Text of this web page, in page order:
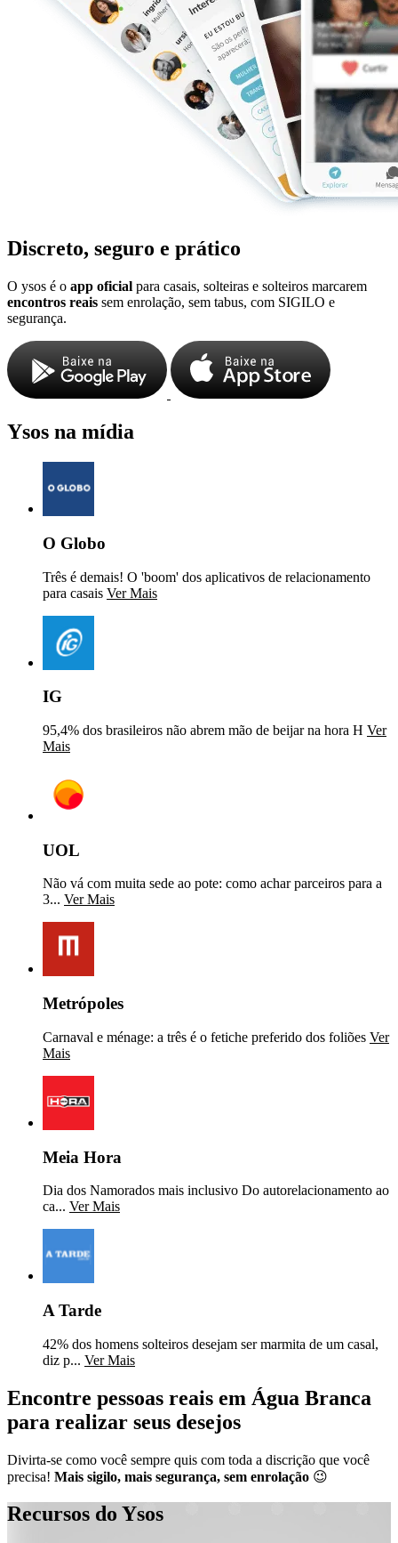
Discreto, seguro e prático
O ysos é o app oficial para casais, solteiras e solteiros marcarem
encontros reais sem enrolação, sem tabus, com SIGILO e
segurança.
Ysos na mídia
O Globo
Três é demais! O 'boom' dos aplicativos de relacionamento
para casais Ver Mais
IG
95,4% dos brasileiros não abrem mão de beijar na hora H Ver
Mais
UOL
Não vá com muita sede ao pote: como achar parceiros para a
3... Ver Mais
Metrópoles
Carnaval e ménage: a três é o fetiche preferido dos foliões Ver
Mais
Meia Hora
Dia dos Namorados mais inclusivo Do autorelacionamento ao
ca... Ver Mais
A Tarde
42% dos homens solteiros desejam ser marmita de um casal,
diz p... Ver Mais
Encontre pessoas reais em Água Branca
para realizar seus desejos
Divirta-se como você sempre quis com toda a discrição que você
precisa! Mais sigilo, mais segurança, sem enrolação 😉
Recursos do Ysos